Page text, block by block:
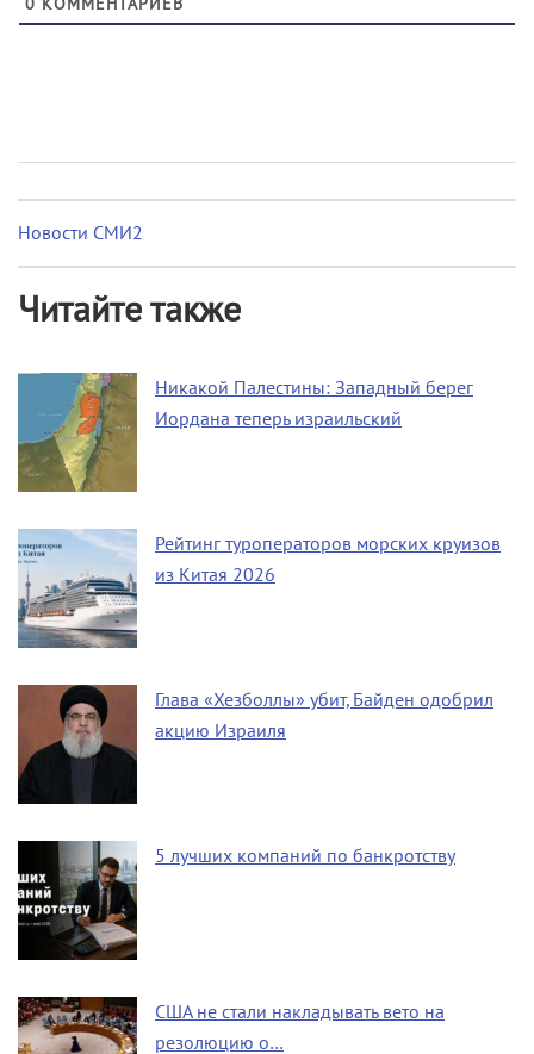
0 КОММЕНТАРИЕВ
Новости СМИ2
Читайте также
Никакой Палестины: Западный берег
Иордана теперь израильский
Рейтинг туроператоров морских круизов
из Китая 2026
Глава «Хезболлы» убит, Байден одобрил
акцию Израиля
5 лучших компаний по банкротству
США не стали накладывать вето на
резолюцию о…